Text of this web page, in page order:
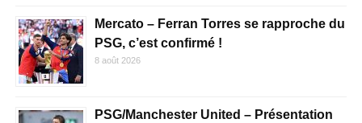
Mercato – Ferran Torres se rapproche du
PSG, c’est confirmé !
8 août 2026
PSG/Manchester United – Présentation